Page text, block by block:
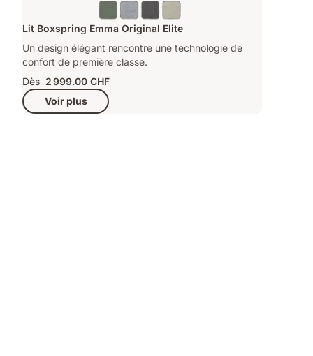
Lit Boxspring Emma Original Elite
Un design élégant rencontre une technologie de
confort de première classe.
Dès 2 999.00 CHF
Voir plus